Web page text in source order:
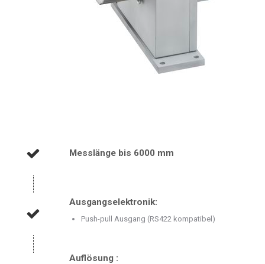
Messlänge bis 6000 mm
Ausgangselektronik:
Push-pull Ausgang (RS422 kompatibel)
Auflösung :